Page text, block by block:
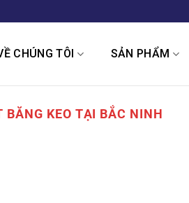
CHÚNG TÔI SẢN PHẨM
BĂNG KEO TẠI BẮC NINH